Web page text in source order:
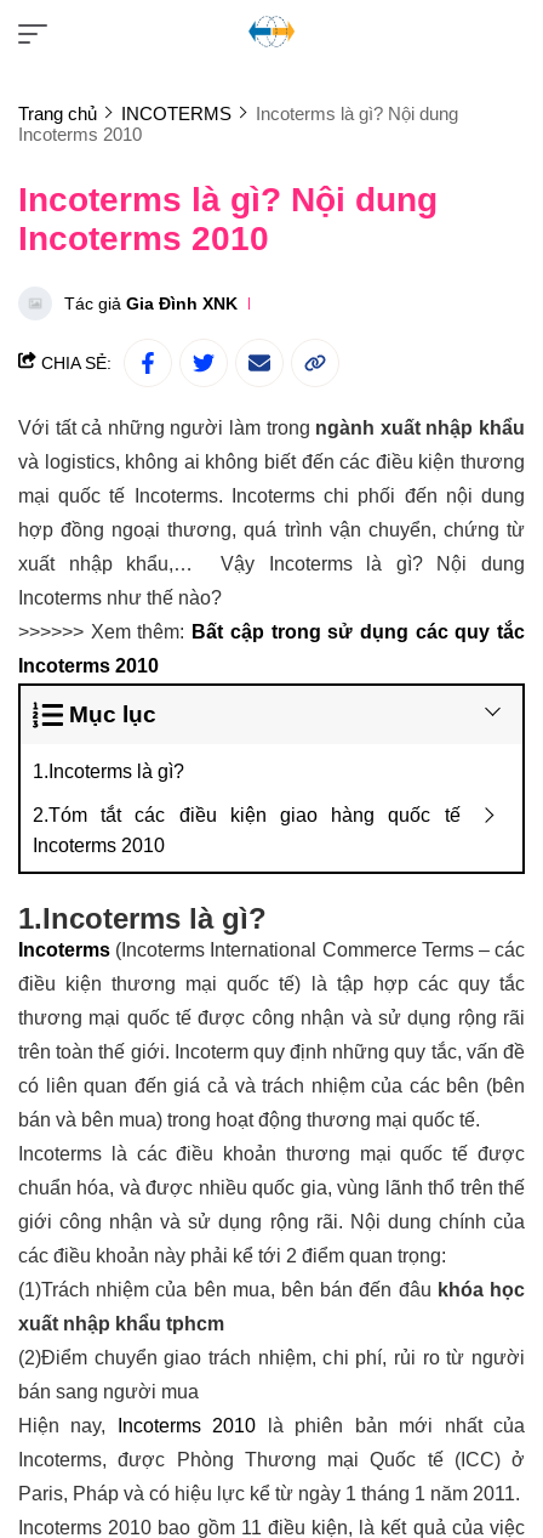
Trang chủ INCOTERMS
Incoterms là gì? Nội dung
Incoterms 2010
Incoterms là gì? Nội dung
Incoterms 2010
Tác giả Gia Đình XNK
CHIA SẺ:
Với tất cả những người làm trong ngành xuất nhập khẩu
và logistics, không ai không biết đến các điều kiện thương
mại quốc tế Incoterms. Incoterms chi phối đến nội dung
hợp đồng ngoại thương, quá trình vận chuyển, chứng từ
xuất nhập khẩu,… Vậy Incoterms là gì? Nội dung
Incoterms như thế nào?
>>>>>> Xem thêm: Bất cập trong sử dụng các quy tắc
Incoterms 2010
Mục lục
1.Incoterms là gì?
2.Tóm tắt các điều kiện giao hàng quốc tế
Incoterms 2010
1.Incoterms là gì?
Incoterms (Incoterms International Commerce Terms – các
điều kiện thương mại quốc tế) là tập hợp các quy tắc
thương mại quốc tế được công nhận và sử dụng rộng rãi
trên toàn thế giới. Incoterm quy định những quy tắc, vấn đề
có liên quan đến giá cả và trách nhiệm của các bên (bên
bán và bên mua) trong hoạt động thương mại quốc tế.
Incoterms là các điều khoản thương mại quốc tế được
chuẩn hóa, và được nhiều quốc gia, vùng lãnh thổ trên thế
giới công nhận và sử dụng rộng rãi. Nội dung chính của
các điều khoản này phải kể tới 2 điểm quan trọng:
(1)Trách nhiệm của bên mua, bên bán đến đâu khóa học
xuất nhập khẩu tphcm
(2)Điểm chuyển giao trách nhiệm, chi phí, rủi ro từ người
bán sang người mua
Hiện nay,
Incoterms 2010 là phiên bản mới nhất của
Incoterms, được Phòng Thương mại Quốc tế (ICC) ở
Paris, Pháp và có hiệu lực kể từ ngày 1 tháng 1 năm 2011.
Incoterms 2010 bao gồm 11 điều kiện, là kết quả của việc